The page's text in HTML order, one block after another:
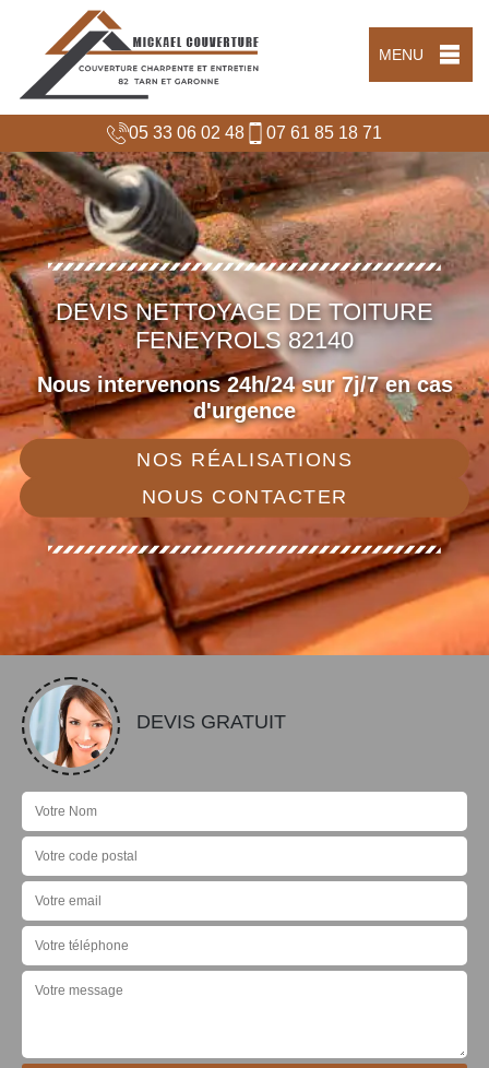
MENU
05 33 06 02 48 07 61 85 18 71
DEVIS NETTOYAGE DE TOITURE
FENEYROLS 82140
Nous intervenons 24h/24 sur 7j/7 en cas
d'urgence
NOS RÉALISATIONS
NOUS CONTACTER
DEVIS GRATUIT